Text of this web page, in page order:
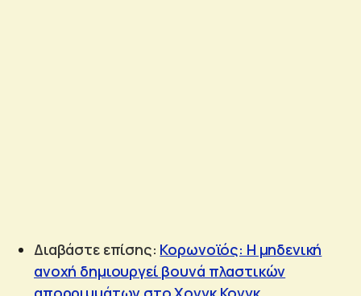
Διαβάστε επίσης: Κορωνοϊός: Η μηδενική
ανοχή δημιουργεί βουνά πλαστικών